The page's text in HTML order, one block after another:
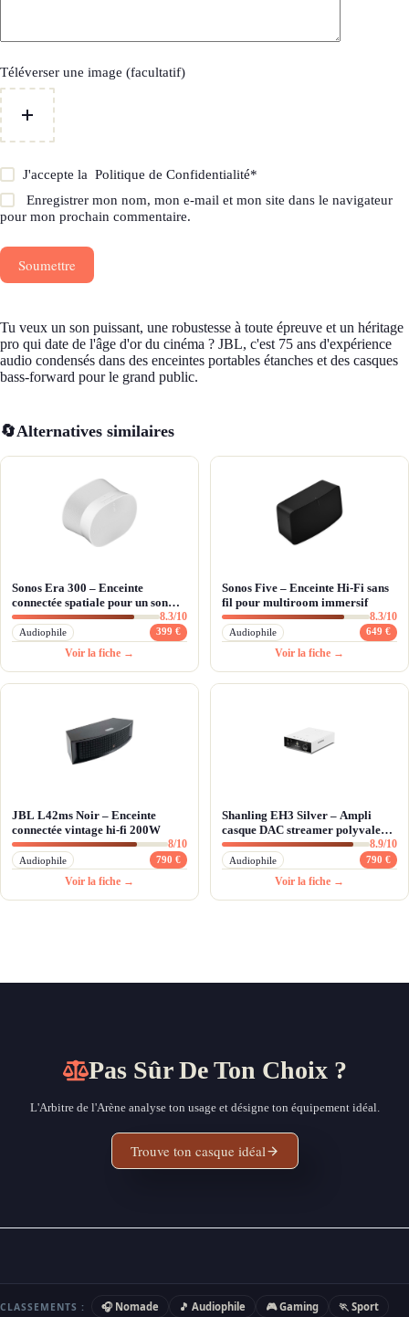
Téléverser une image (facultatif)
J'accepte laPolitique de Confidentialité*
Enregistrer mon nom, mon e-mail et mon site dans le navigateur
pour mon prochain commentaire.
Soumettre
Tu veux un son puissant, une robustesse à toute épreuve et un héritage
pro qui date de l'âge d'or du cinéma ? JBL, c'est 75 ans d'expérience
audio condensés dans des enceintes portables étanches et des casques
bass-forward pour le grand public.
🔄Alternatives similaires
Sonos Era 300 – Enceinte
connectée spatiale pour un son
immersif à 360°
8.3/10
Audiophile 399 €
Voir la fiche →
Sonos Five – Enceinte Hi-Fi sans
fil pour multiroom immersif
8.3/10
Audiophile 649 €
Voir la fiche →
JBL L42ms Noir – Enceinte
connectée vintage hi-fi 200W
8/10
Audiophile 790 €
Voir la fiche →
Shanling EH3 Silver – Ampli
casque DAC streamer polyvalent
et puissant
8.9/10
Audiophile 790 €
Voir la fiche →
Pas Sûr De Ton Choix ?
L'Arbitre de l'Arène analyse ton usage et désigne ton équipement idéal.
Trouve ton casque idéal
CLASSEMENTS : 🎧 Nomade 🎵 Audiophile 🎮 Gaming
🏃 Sport